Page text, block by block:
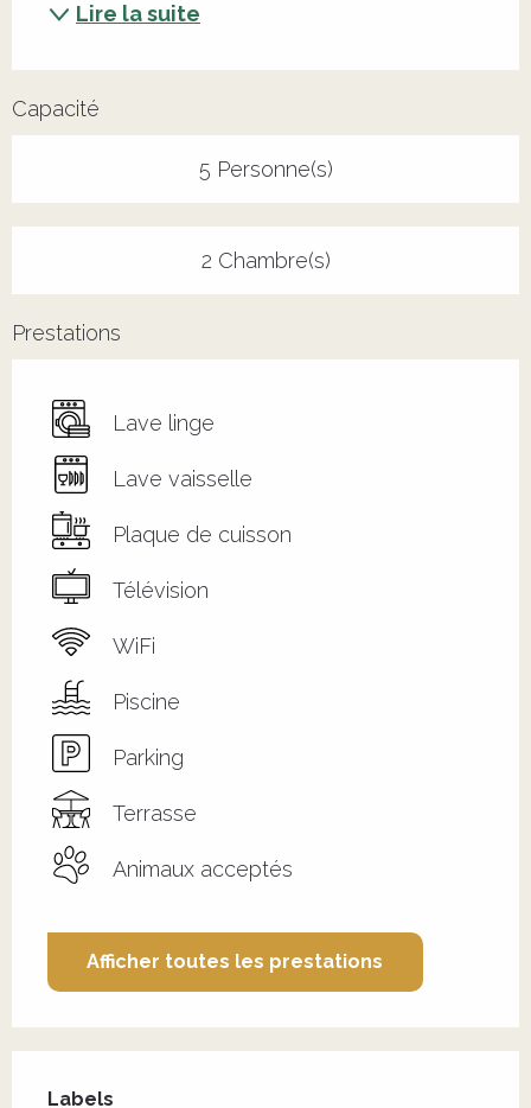
Lire la suite
Capacité
5 Personne(s)
2 Chambre(s)
Prestations
Lave linge
Lave vaisselle
Plaque de cuisson
Télévision
WiFi
Piscine
Parking
Terrasse
Animaux acceptés
Afficher toutes les prestations
Labels
Labels